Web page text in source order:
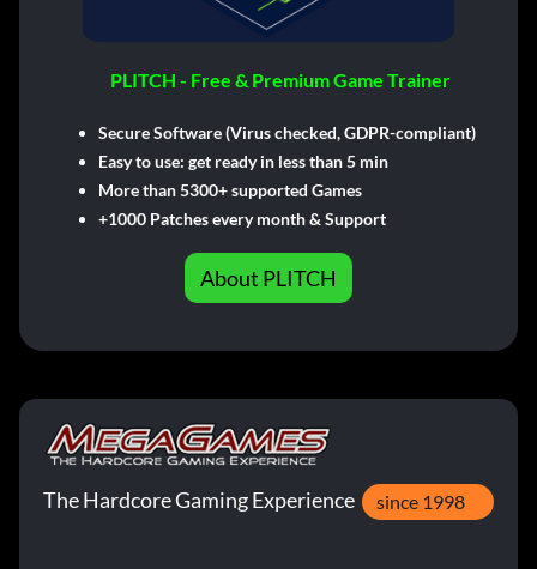
PLITCH - Free & Premium Game Trainer
Secure Software (Virus checked, GDPR-compliant)
Easy to use: get ready in less than 5 min
More than 5300+ supported Games
+1000 Patches every month & Support
About PLITCH
The Hardcore Gaming Experience since 1998